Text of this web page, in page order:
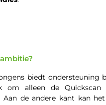
biedt ondersteuning
om alleen de
Aan de andere kant kan